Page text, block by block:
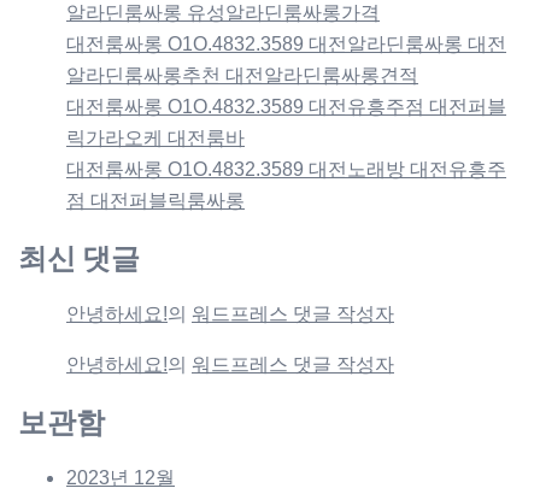
알라딘룸싸롱 유성알라딘룸싸롱가격
대전룸싸롱 O1O.4832.3589 대전알라딘룸싸롱 대전
알라딘룸싸롱추천 대전알라딘룸싸롱견적
대전룸싸롱 O1O.4832.3589 대전유흥주점 대전퍼블
릭가라오케 대전룸바
대전룸싸롱 O1O.4832.3589 대전노래방 대전유흥주
점 대전퍼블릭룸싸롱
최신 댓글
안녕하세요!의 워드프레스 댓글 작성자
안녕하세요!의 워드프레스 댓글 작성자
보관함
2023년 12월